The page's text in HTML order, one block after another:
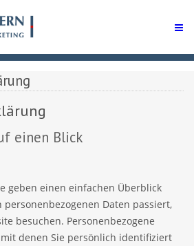
einen Blick
geben einen einfachen Überblick
Daten passiert,
besuchen. Personenbezogene
denen Sie persönlich identifiziert